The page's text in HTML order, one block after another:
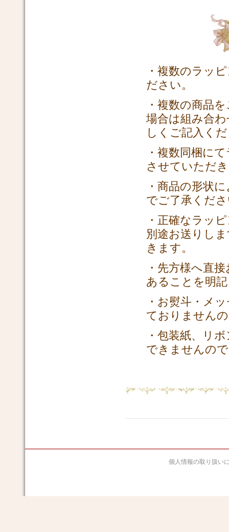
・複数のラッ
ださい。
・複数の商品
場合は組み合
しくご記入く
・複数同梱に
させていただ
・商品の形状
でご了承くだ
・正確なラッ
別途お送りし
きます。
・先方様へ直
あることを明
・お熨斗・メ
ておりません
・包装紙、リ
できませんの
個人情報の取り扱い